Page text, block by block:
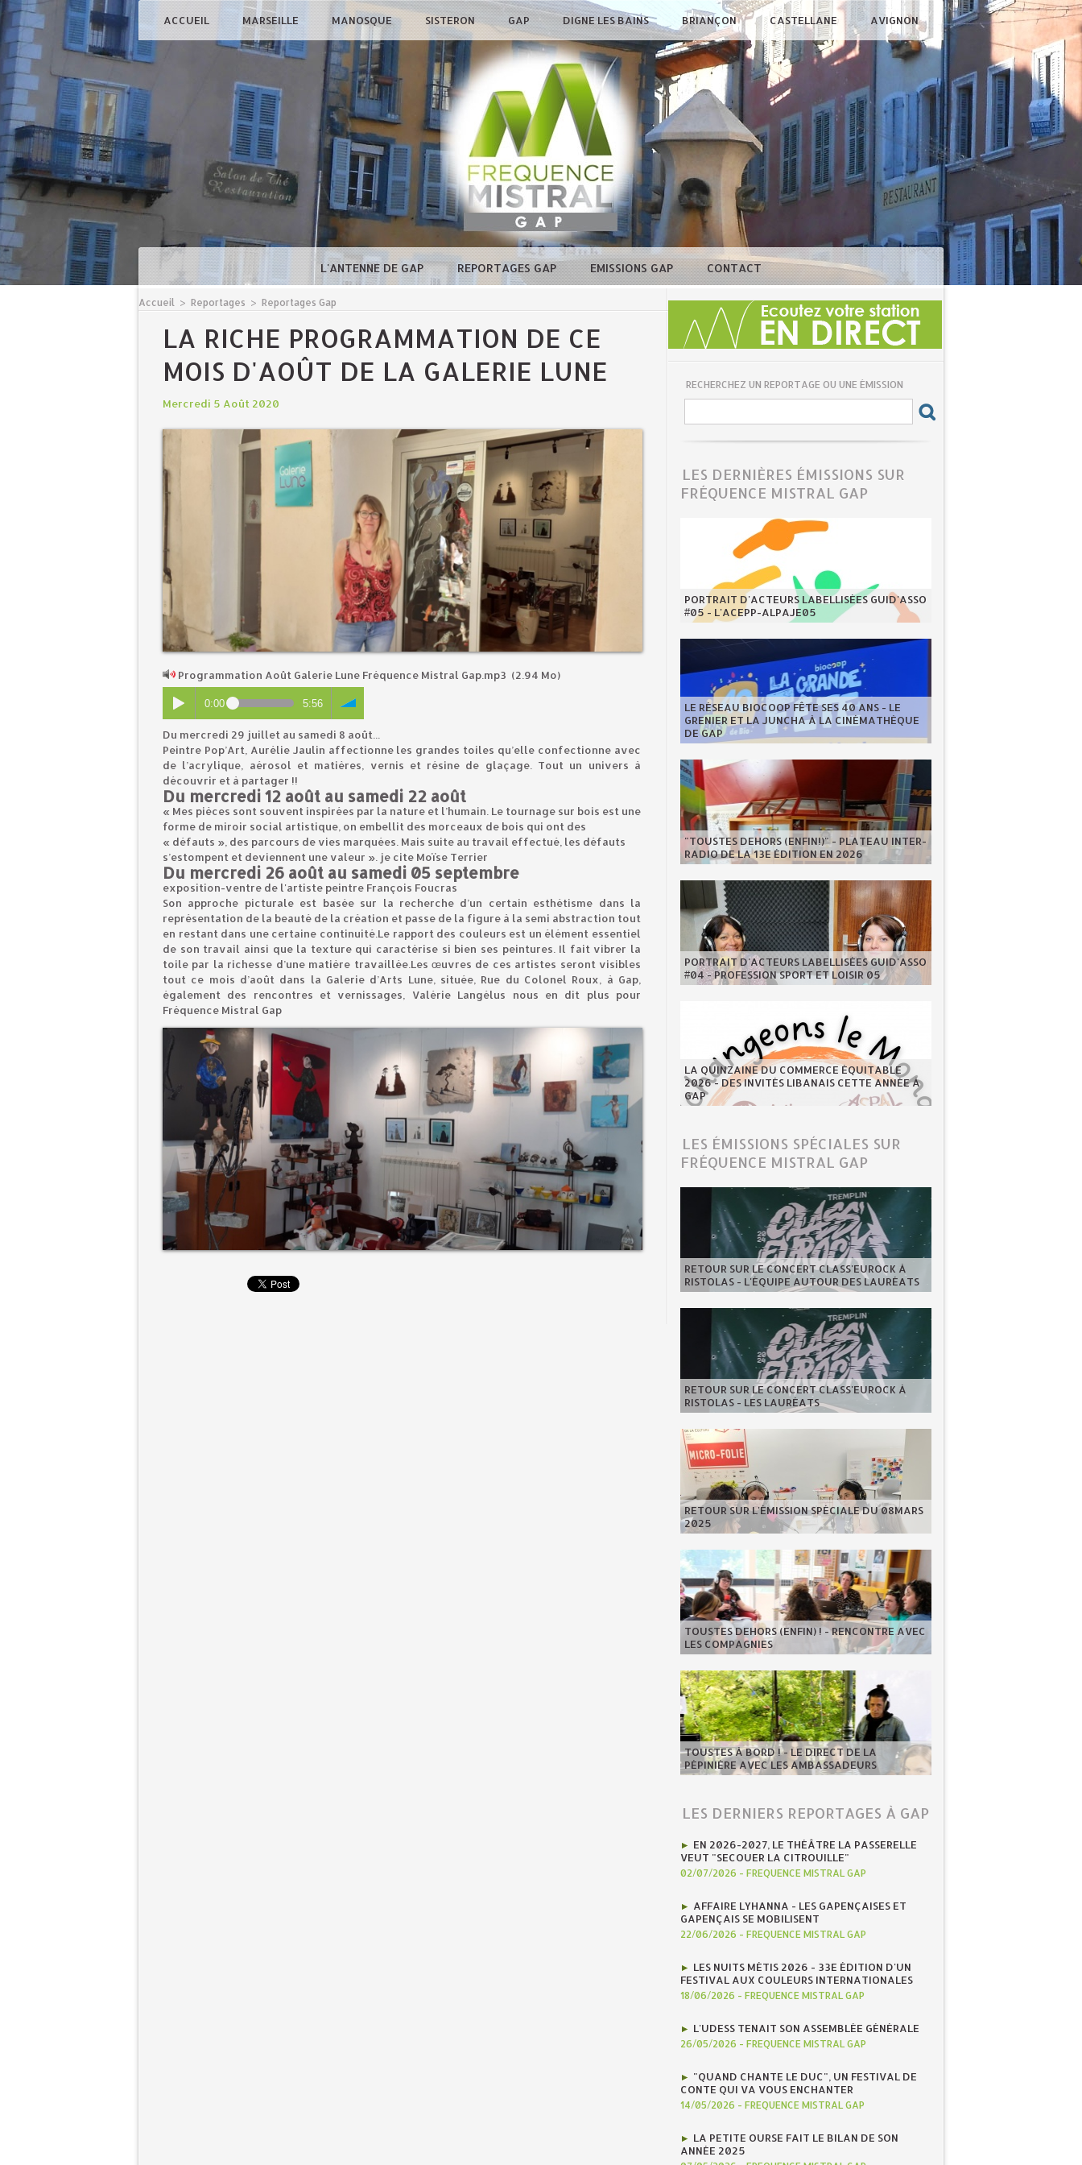
ACCUEIL MARSEILLE MANOSQUE SISTERON GAP DIGNE LES BAINS BRIANÇON CASTELLANE AVIGNON
L'ANTENNE DE GAP REPORTAGES GAP EMISSIONS GAP CONTACT
Accueil > Reportages > Reportages Gap
LA RICHE PROGRAMMATION DE CE
MOIS D'AOÛT DE LA GALERIE LUNE
Mercredi 5 Août 2020
Programmation Août Galerie Lune Fréquence Mistral Gap.mp3 (2.94 Mo)
0:00 5:56
Du mercredi 29 juillet au samedi 8 août...
Peintre Pop’Art, Aurélie Jaulin affectionne les grandes toiles qu’elle confectionne avec
de l’acrylique, aérosol et matières, vernis et résine de glaçage. Tout un univers à
découvrir et à partager !!
Du mercredi 12 août au samedi 22 août
« Mes pièces sont souvent inspirées par la nature et l’humain. Le tournage sur bois est une
forme de miroir social artistique, on embellit des morceaux de bois qui ont des
« défauts », des parcours de vies marquées. Mais suite au travail effectué, les défauts
s’estompent et deviennent une valeur ». je cite Moïse Terrier
Du mercredi 26 août au samedi 05 septembre
exposition-ventre de l'artiste peintre François Foucras
Son approche picturale est basée sur la recherche d’un certain esthétisme dans la
représentation de la beauté de la création et passe de la figure à la semi abstraction tout
en restant dans une certaine continuité.Le rapport des couleurs est un élément essentiel
de son travail ainsi que la texture qui caractérise si bien ses peintures. Il fait vibrer la
toile par la richesse d’une matière travaillée.Les œuvres de ces artistes seront visibles
tout ce mois d’août dans la Galerie d’Arts Lune, située, Rue du Colonel Roux, à Gap,
également des rencontres et vernissages, Valérie Langélus nous en dit plus pour
Fréquence Mistral Gap
RECHERCHEZ UN REPORTAGE OU UNE ÉMISSION
LES DERNIÈRES ÉMISSIONS SUR
FRÉQUENCE MISTRAL GAP
PORTRAIT D'ACTEURS LABELLISÉES GUID'ASSO
#05 - L'ACEPP-ALPAJE05
LE RÉSEAU BIOCOOP FÊTE SES 40 ANS - LE
GRENIER ET LA JUNCHA À LA CINÉMATHÈQUE
DE GAP
"TOUSTES DEHORS (ENFIN!)" - PLATEAU INTER-
RADIO DE LA 13E ÉDITION EN 2026
PORTRAIT D'ACTEURS LABELLISÉES GUID'ASSO
#04 - PROFESSION SPORT ET LOISIR 05
LA QUINZAINE DU COMMERCE ÉQUITABLE
2026 - DES INVITÉS LIBANAIS CETTE ANNÉE À
GAP
LES ÉMISSIONS SPÉCIALES SUR
FRÉQUENCE MISTRAL GAP
RETOUR SUR LE CONCERT CLASS'EUROCK À
RISTOLAS - L'ÉQUIPE AUTOUR DES LAURÉATS
RETOUR SUR LE CONCERT CLASS'EUROCK À
RISTOLAS - LES LAURÉATS
RETOUR SUR L'ÉMISSION SPÉCIALE DU 08MARS
2025
TOUSTES DEHORS (ENFIN) ! - RENCONTRE AVEC
LES COMPAGNIES
TOUSTES À BORD ! - LE DIRECT DE LA
PÉPINIÈRE AVEC LES AMBASSADEURS
LES DERNIERS REPORTAGES À GAP
EN 2026-2027, LE THÉÂTRE LA PASSERELLE
VEUT "SECOUER LA CITROUILLE"
02/07/2026 - FREQUENCE MISTRAL GAP
AFFAIRE LYHANNA - LES GAPENÇAISES ET
GAPENÇAIS SE MOBILISENT
22/06/2026 - FREQUENCE MISTRAL GAP
LES NUITS MÉTIS 2026 - 33E ÉDITION D'UN
FESTIVAL AUX COULEURS INTERNATIONALES
18/06/2026 - FREQUENCE MISTRAL GAP
L'UDESS TENAIT SON ASSEMBLÉE GÉNÉRALE
26/05/2026 - FREQUENCE MISTRAL GAP
"QUAND CHANTE LE DUC", UN FESTIVAL DE
CONTE QUI VA VOUS ENCHANTER
14/05/2026 - FREQUENCE MISTRAL GAP
LA PETITE OURSE FAIT LE BILAN DE SON
ANNÉE 2025